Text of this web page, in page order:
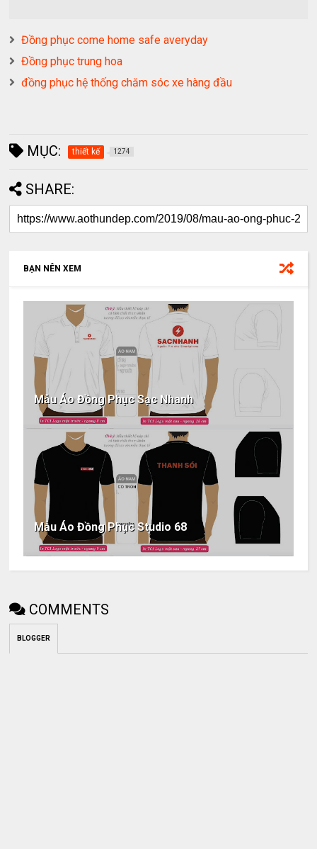
Đồng phục come home safe averyday
Đồng phục trung hoa
đồng phục hệ thống chăm sóc xe hàng đầu
MỤC: thiết kế 1274
SHARE:
BẠN NÊN XEM
Mẫu Áo Đồng Phục Sạc Nhanh
Mẫu Áo Đồng Phục Studio 68
COMMENTS
BLOGGER